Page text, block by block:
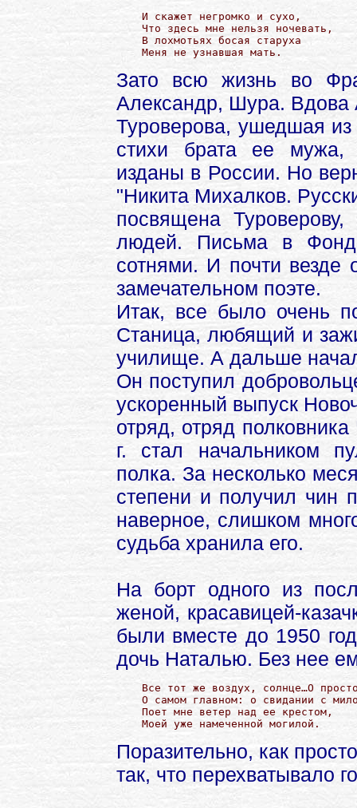
И скажет негромко и сухо,
Что здесь мне нельзя ночевать,
В лохмотьях босая старуха
Меня не узнавшая мать.
Зато всю жизнь во
Александр, Шура. Вдова
Туроверова, ушедшая
стихи брата ее мужа,
изданы в России. Но
"Никита Михалков.
посвящена
людей. Письма в Фонд
сотнями. И почти везде
замечательном поэте.
Итак, все было очень
Станица, любящий и
училище. А дальше
Он поступил
ускоренный выпуск
отряд, отряд
г. стал начальником
полка. За несколько
степени и получил чин
наверное, слишком
судьба хранила его.
На борт одного из
женой, красавицей-
были вместе до 1950
дочь Наталью. Без нее
Все тот же воздух, солнце…О
О самом главном: о свидании с
Поет мне ветер над ее крестом,
Моей уже намеченной могилой.
Поразительно, как
так, что перехватывало